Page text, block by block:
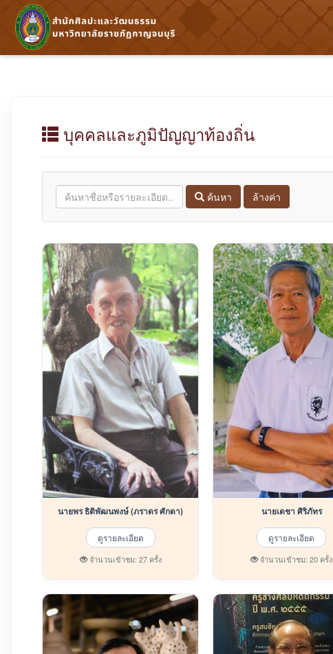
บุคคลและภูมิปัญญาท้องถิ่น
ค้นหา ล้างค่า
นายพร ธิติพัฒนพงษ์ (ภราดร ศักดา)
ดูรายละเอียด
จำนวนเข้าชม: 27 ครั้ง
นายเดชา ศิริภัทร
ดูรายละเอียด
จำนวนเข้าชม: 20 ครั้ง